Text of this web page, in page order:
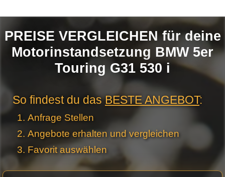
PREISE VERGLEICHEN für deine
Motorinstandsetzung BMW 5er
Touring G31 530 i
So findest du dasBESTE ANGEBOT:
Anfrage Stellen
Angebote erhalten und vergleichen
Favorit auswählen